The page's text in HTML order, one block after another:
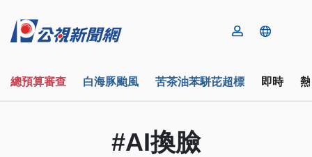
總預算審查 白海豚颱風 苦茶油苯駢芘超標 即時
#AI換臉